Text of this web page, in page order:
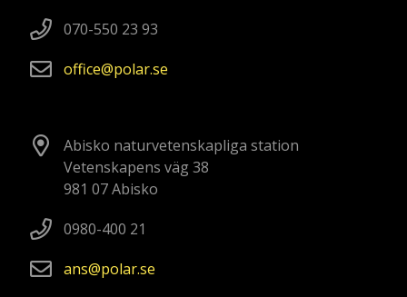
070-550 23 93
office
polarse
Abisko naturvetenskapliga station
Vetenskapens väg 38
981 07 Abisko
0980-400 21
ans
polarse